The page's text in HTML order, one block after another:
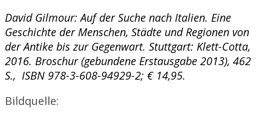
David Gilmour: Auf der Suche nach Italien. Eine
Geschichte der Menschen, Städte und Regionen von
der Antike bis zur Gegenwart. Stuttgart: Klett-Cotta,
2016. Broschur (gebundene Erstausgabe 2013), 462
S., ISBN 978-3-608-94929-2; € 14,95.
Bildquelle: